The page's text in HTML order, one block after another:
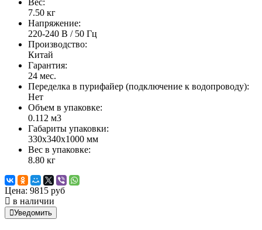
7.50 кг
Напряжение:
220-240 В / 50 Гц
Производство:
Китай
Гарантия:
24 мес.
Переделка в пурифайер (подключение к водопроводу):
Нет
Объем в упаковке:
0.112 м3
Габариты упаковки:
330х340х1000 мм
Вес в упаковке:
8.80 кг
Цена: 9815 руб
в наличии
Уведомить